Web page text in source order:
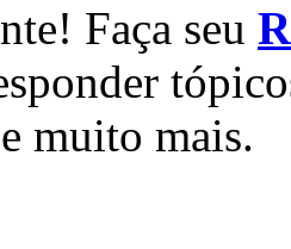
Faça seu
muito mais.